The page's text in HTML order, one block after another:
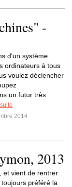
-
d'un système
ordinateurs à tous
voulez déclencher
un futur très
2014
2013
et vient de rentrer
préféré la